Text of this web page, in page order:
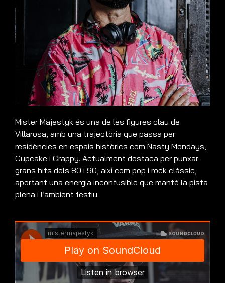
Mister Majestyk és una de les figures clau de
Villarosa, amb una trajectòria que passa per
residències en espais històrics com Nasty Mondays,
Cupcake i Crappy. Actualment destaca per punxar
grans hits dels 80 i 90, així com pop i rock clàssic,
aportant una energia inconfusible que manté la pista
plena i l’ambient festiu.